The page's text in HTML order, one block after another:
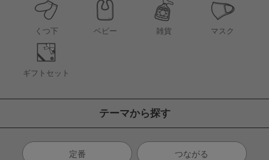
くつ下 ベビー 雑貨 マスク
ギフトセット
テーマから探す
定番 つながる